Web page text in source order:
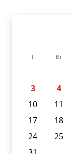
Пн Вт
3
4
10
11
17
18
24
25